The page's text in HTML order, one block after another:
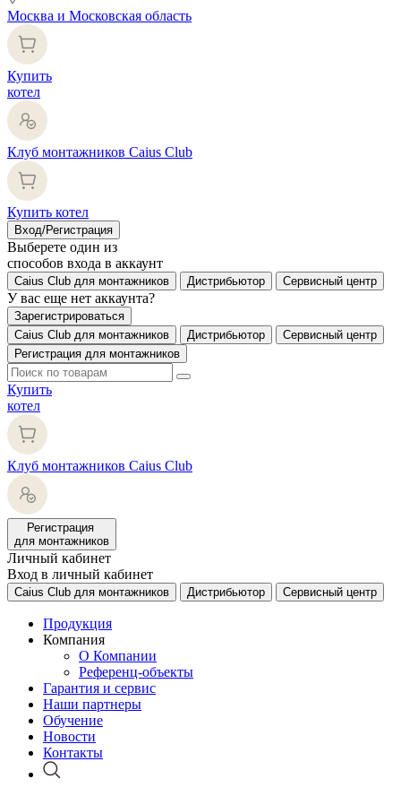
Москва и Московская область
Купить
котел
Клуб монтажников Caius Club
Купить котел
Вход/Регистрация
Выберете один из
способов входа в аккаунт
Caius Club для монтажников Дистрибьютор Сервисный центр
У вас еще нет аккаунта?
Зарегистрироваться
Caius Club для монтажников
Дистрибьютор
Сервисный центр
Регистрация для монтажников
Купить
котел
Клуб монтажников Caius Club
Регистрация
для монтажников
Личный кабинет
Вход в личный кабинет
Caius Club для монтажников Дистрибьютор Сервисный центр
Продукция
Компания
О Компании
Референц-объекты
Гарантия и сервис
Наши партнеры
Обучение
Новости
Контакты